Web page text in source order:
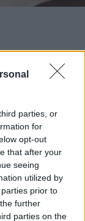
parties, or
for
opt-out
that after your
seeing
utilized by
prior to
further
parties on the